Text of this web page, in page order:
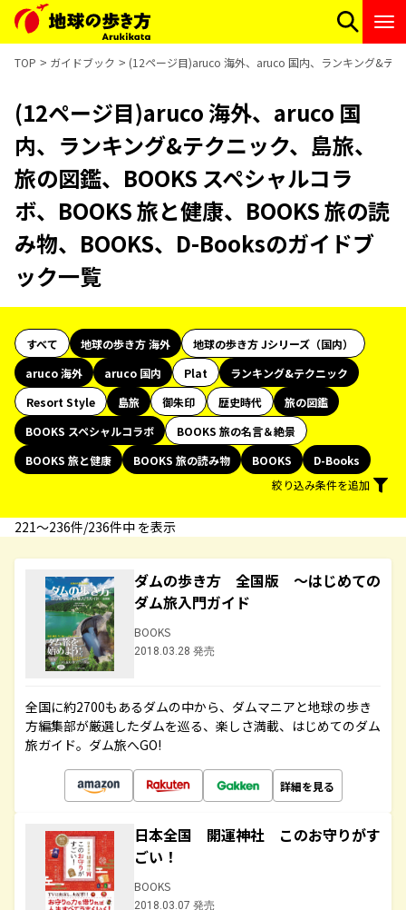
TOP ガイドブック (12ページ目)aruco 海外、aruco 国内、ランキング&テ
(12ページ目)aruco 海外、aruco 国
内、ランキング&テクニック、島旅、
旅の図鑑、BOOKS スペシャルコラ
ボ、BOOKS 旅と健康、BOOKS 旅の読
み物、BOOKS、D-Booksのガイドブ
ック一覧
すべて 地球の歩き方 海外
地球の歩き方 Jシリーズ（国内）
aruco 海外
aruco 国内 Plat
ランキング&テクニック
Resort Style
島旅 御朱印 歴史時代
旅の図鑑
BOOKS スペシャルコラボ
BOOKS 旅の名言＆絶景
BOOKS 旅と健康
BOOKS 旅の読み物 BOOKS
D-Books
絞り込み条件を追加
221〜236件/236件中 を表示
ダムの歩き方 全国版 ～はじめての
ダム旅入門ガイド
BOOKS
2018.03.28 発売
全国に約2700もあるダムの中から、ダムマニアと地球の歩き
方編集部が厳選したダムを巡る、楽しさ満載、はじめてのダム
旅ガイド。ダム旅へGO!
詳細を見る
日本全国 開運神社 このお守りがす
ごい！
BOOKS
2018.03.07 発売